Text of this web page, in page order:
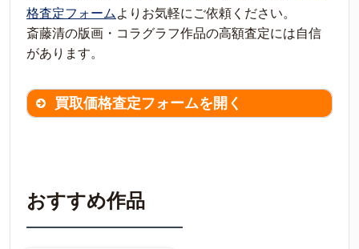
格査定フォーム よりお気軽にご依頼ください。
斎藤清の版画・コラグラフ作品の高額査定には自信
があります。
買取価格査定フォームを開く
※不明な項目は空欄で結構です。
▼
おすすめ作品